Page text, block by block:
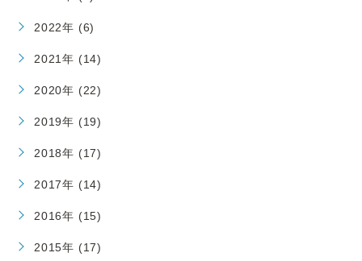
2022年 (6)
2021年 (14)
2020年 (22)
2019年 (19)
2018年 (17)
2017年 (14)
2016年 (15)
2015年 (17)